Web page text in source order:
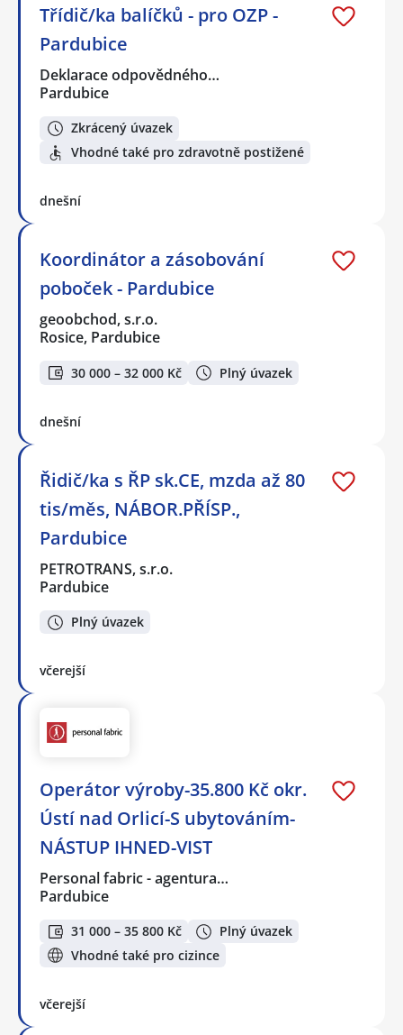
Třídič/ka balíčků - pro OZP -
Pardubice
Deklarace odpovědného…
Pardubice
Zkrácený úvazek
Vhodné také pro zdravotně postižené
dnešní
Koordinátor a zásobování
poboček - Pardubice
geoobchod, s.r.o.
Rosice, Pardubice
30 000 – 32 000 Kč Plný úvazek
dnešní
Řidič/ka s ŘP sk.CE, mzda až 80
tis/měs, NÁBOR.PŘÍSP.,
Pardubice
PETROTRANS, s.r.o.
Pardubice
Plný úvazek
včerejší
Operátor výroby-35.800 Kč okr.
Ústí nad Orlicí-S ubytováním-
NÁSTUP IHNED-VIST
Personal fabric - agentura…
Pardubice
31 000 – 35 800 Kč
Plný úvazek
Vhodné také pro cizince
včerejší